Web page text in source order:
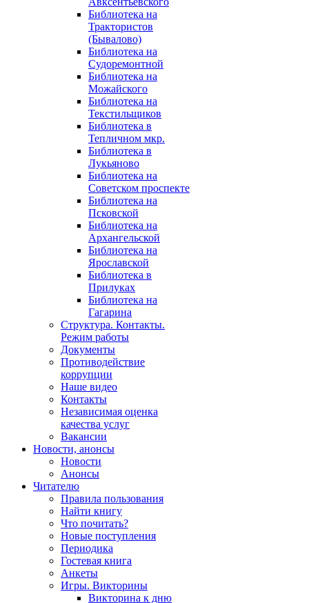
Библиотека на
Трактористов
(Бывалово)
Библиотека на
Судоремонтной
Библиотека на
Можайского
Библиотека на
Текстильщиков
Библиотека в
Тепличном мкр.
Библиотека в
Лукьяново
Библиотека на
Советском проспекте
Библиотека на
Псковской
Библиотека на
Архангельской
Библиотека на
Ярославской
Библиотека в
Прилуках
Библиотека на
Гагарина
Структура. Контакты.
Режим работы
Документы
Противодействие
коррупции
Наше видео
Контакты
Независимая оценка
качества услуг
Вакансии
Новости, анонсы
Новости
Анонсы
Читателю
Правила пользования
Найти книгу
Что почитать?
Новые поступления
Периодика
Гостевая книга
Анкеты
Игры. Викторины
Викторина к дню